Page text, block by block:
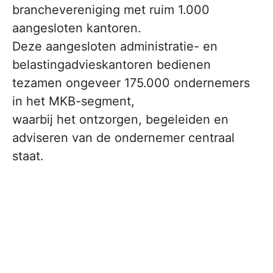
branchevereniging met ruim 1.000
aangesloten kantoren.
Deze aangesloten administratie- en
belastingadvieskantoren bedienen
tezamen ongeveer 175.000 ondernemers
in het MKB-segment,
waarbij het ontzorgen, begeleiden en
adviseren van de ondernemer centraal
staat.